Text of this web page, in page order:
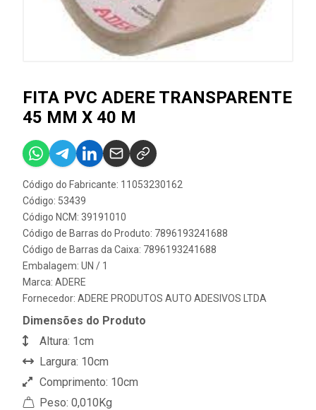
FITA PVC ADERE TRANSPARENTE
45 MM X 40 M
Código do Fabricante: 11053230162
Código: 53439
Código NCM: 39191010
Código de Barras do Produto: 7896193241688
Código de Barras da Caixa: 7896193241688
Embalagem: UN / 1
Marca: ADERE
Fornecedor: ADERE PRODUTOS AUTO ADESIVOS LTDA
Dimensões do Produto
Altura: 1cm
Largura: 10cm
Comprimento: 10cm
Peso: 0,010Kg